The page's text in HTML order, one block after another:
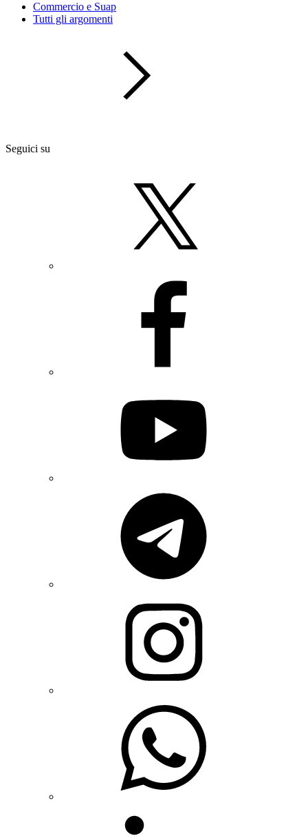
Commercio e Suap
Tutti gli argomenti
Seguici su